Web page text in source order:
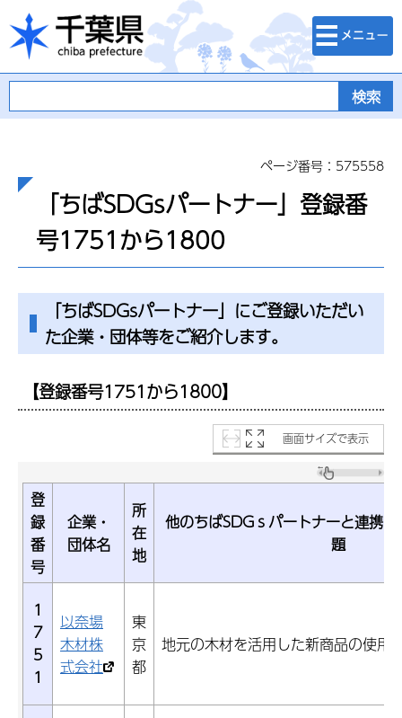
千葉県
検索・メニュ
ー
ページ番号：575558
「ちばSDGsパートナー」登録番
号1751から1800
「ちばSDGsパートナー」にご登録いただい
た企業・団体等をご紹介します。
【登録番号1751から1800】
画面サイズで表示
登
録
番
号
企業・
団体名
所
在
地
他のちばSDGｓパートナーと連携
題
1
7
5
1
以奈場
木材株
式会社
東
京
都
地元の木材を活用した新商品の使用